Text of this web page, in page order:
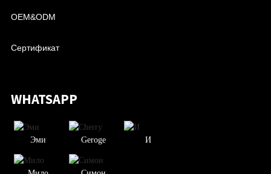
OEM&ODM
Сертификат
WHATSAPP
Эми Geroge И